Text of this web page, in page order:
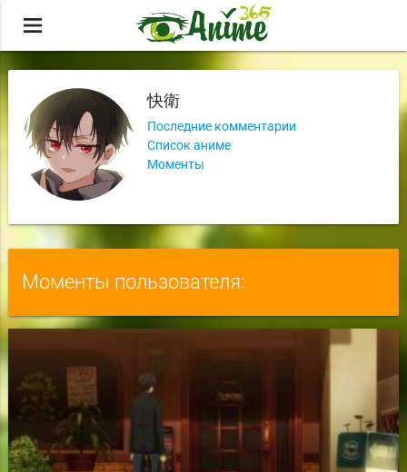
menu
快衛
Последние комментарии
Список аниме
Моменты
Моменты пользователя: